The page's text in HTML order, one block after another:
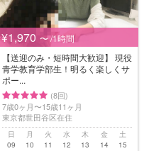
¥1,970 〜 /1時間
【送迎のみ・短時間大歓迎】 現役
青学教育学部生！明るく楽しくサ
ポー...
(8回)
7歳0ヶ月〜15歳11ヶ月
東京都世田谷区在住
日
09
月
10
火
11
水
12
木
13
金
14
土
15